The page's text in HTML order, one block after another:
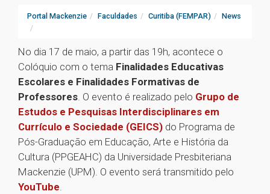
Portal Mackenzie Faculdades Curitiba (FEMPAR) News
No dia 17 de maio, a partir das 19h, acontece o
Colóquio com o tema Finalidades Educativas
Escolares e Finalidades Formativas de
Professores. O evento é realizado pelo Grupo de
Estudos e Pesquisas Interdisciplinares em
Currículo e Sociedade (GEICS) do Programa de
Pós-Graduação em Educação, Arte e História da
Cultura (PPGEAHC) da Universidade Presbiteriana
Mackenzie (UPM). O evento será transmitido pelo
YouTube.